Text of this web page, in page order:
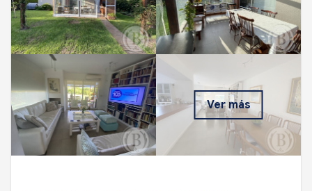
Ver más